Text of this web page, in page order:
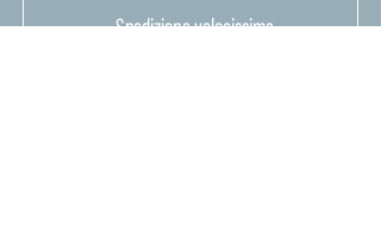
Spedizione velocissima